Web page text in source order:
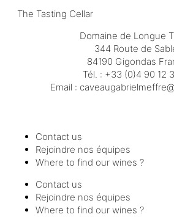
The Tasting Cellar
Domaine de Longue
344 Route de
84190 Gigondas
Tél. : +33 (0)4 90 12
Email :
Contact us
Rejoindre nos équipes
Where to find our wines ?
Contact us
Rejoindre nos équipes
Where to find our wines ?